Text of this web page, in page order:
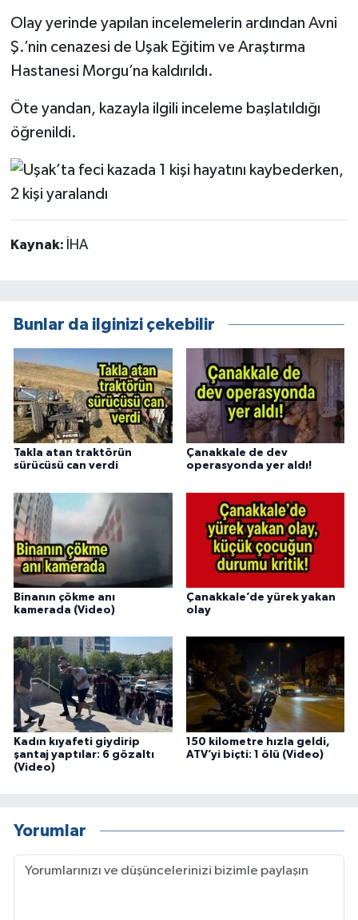
Olay yerinde yapılan incelemelerin ardından Avni
Ş.’nin cenazesi de Uşak Eğitim ve Araştırma
Hastanesi Morgu’na kaldırıldı.
Öte yandan, kazayla ilgili inceleme başlatıldığı
öğrenildi.
Kaynak: İHA
Bunlar da ilginizi çekebilir
Takla atan traktörün
sürücüsü can verdi
Çanakkale de dev
operasyonda yer aldı!
Binanın çökme anı
kamerada (Video)
Çanakkale’de yürek yakan
olay
Kadın kıyafeti giydirip
şantaj yaptılar: 6 gözaltı
(Video)
150 kilometre hızla geldi,
ATV’yi biçti: 1 ölü (Video)
Yorumlar